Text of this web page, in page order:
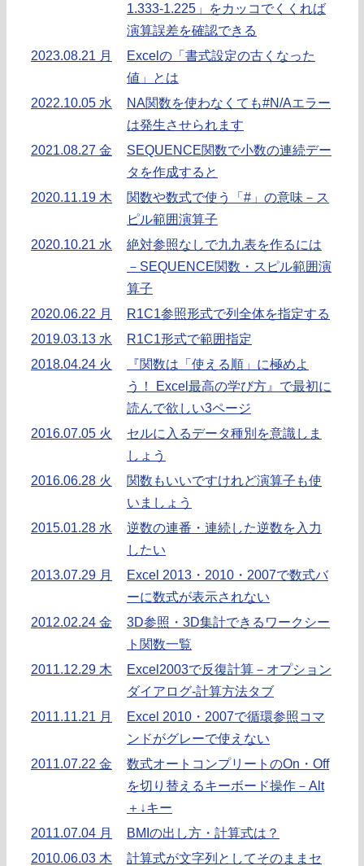
1.333-1.225」をカッコでくくれば
演算誤差を確認できる
2023.08.21 月
Excelの「書式設定の古くなった
値」とは
2022.10.05 水
NA関数を使わなくても#N/Aエラー
は発生させられます
2021.08.27 金
SEQUENCE関数で小数の連続デー
タを作成すると
2020.11.19 木
関数や数式で使う「#」の意味－ス
ピル範囲演算子
2020.10.21 水
絶対参照なしで九九表を作るには
－SEQUENCE関数・スピル範囲演
算子
2020.06.22 月
R1C1参照形式で列全体を指定する
2019.03.13 水
R1C1形式で範囲指定
2018.04.24 火
『関数は「使える順」に極めよ
う！ Excel最高の学び方』で最初に
読んで欲しい3ページ
2016.07.05 火
セルに入るデータ種別を意識しま
しょう
2016.06.28 火
関数もいいですけれど演算子も使
いましょう
2015.01.28 水
逆数の連番・連続した逆数を入力
したい
2013.07.29 月
Excel 2013・2010・2007で数式バ
ーに数式が表示されない
2012.02.24 金
3D参照・3D集計できるワークシー
ト関数一覧
2011.12.29 木
Excel2003で反復計算－オプション
ダイアログ-計算方法タブ
2011.11.21 月
Excel 2010・2007で循環参照コマ
ンドがグレーで使えない
2011.07.22 金
数式オートコンプリートのOn・Off
を切り替えるキーボード操作－Alt
＋↓キー
2011.07.04 月
BMIの出し方・計算式は？
2010.06.03 木
計算式が文字列としてそのままセ